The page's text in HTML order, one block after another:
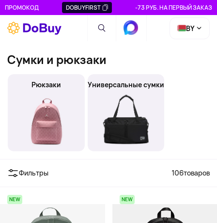
ПРОМОКОД DOBUYFIRST -73 РУБ. НА ПЕРВЫЙ ЗАКАЗ
BY
Сумки и рюкзаки
Рюкзаки Универсальные сумки
Фильтры 106товаров
NEW NEW